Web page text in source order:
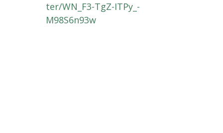
ter/WN_F3-TgZ-ITPy_-
M98S6n93w